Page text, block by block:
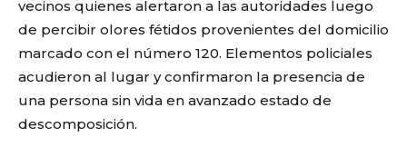
vecinos quienes alertaron a las autoridades luego
de percibir olores fétidos provenientes del domicilio
marcado con el número 120. Elementos policiales
acudieron al lugar y confirmaron la presencia de
una persona sin vida en avanzado estado de
descomposición.